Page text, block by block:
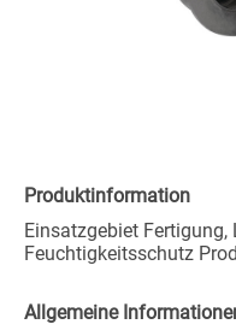
Produktinformation
Einsatzgebiet Fertigung,
Feuchtigkeitsschutz
Allgemeine